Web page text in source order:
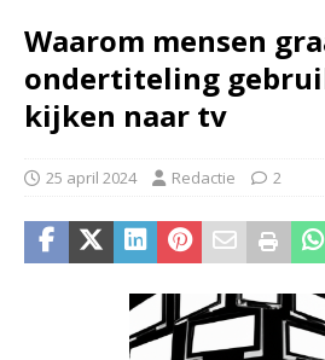
Waarom mensen
ondertiteling
kijken naar tv
25 april 2024 Redactie 2